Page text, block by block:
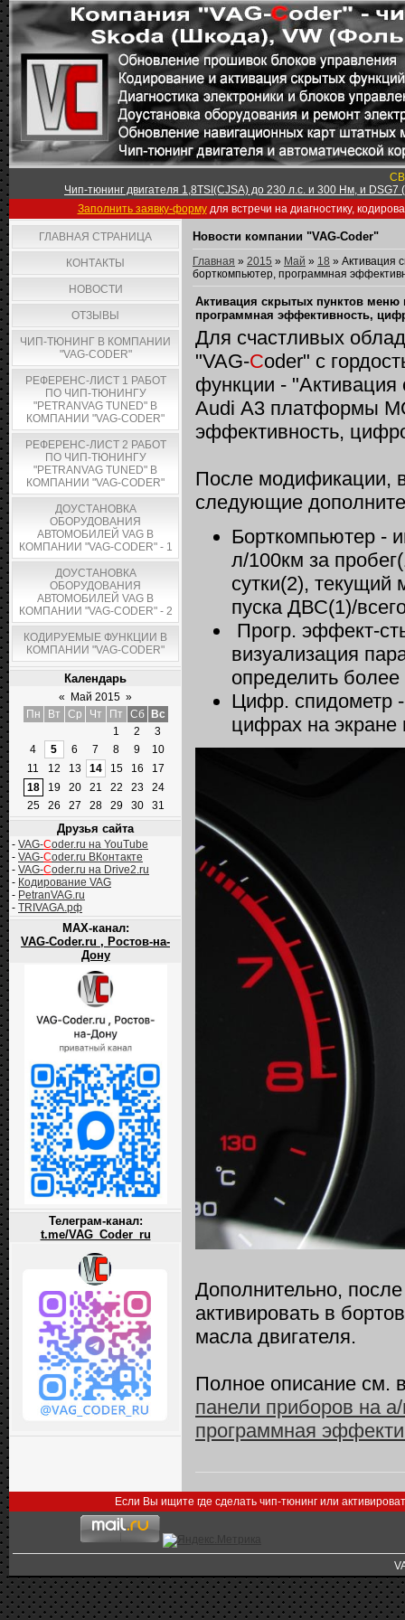
Чип-тюнинг двигателя 1,8TSI(CJSA) до 230 л.с. и 300 Нм, и
Заполнить заявку-формудля встречи на диагностику,
ГЛАВНАЯ СТРАНИЦА
КОНТАКТЫ
НОВОСТИ
ОТЗЫВЫ
ЧИП-ТЮНИНГ В КОМПАНИИ
"VAG-CODER"
РЕФЕРЕНС-ЛИСТ 1 РАБОТ
ПО ЧИП-ТЮНИНГУ
"PETRANVAG TUNED" В
КОМПАНИИ "VAG-CODER"
РЕФЕРЕНС-ЛИСТ 2 РАБОТ
ПО ЧИП-ТЮНИНГУ
"PETRANVAG TUNED" В
КОМПАНИИ "VAG-CODER"
ДОУСТАНОВКА
ОБОРУДОВАНИЯ
АВТОМОБИЛЕЙ VAG В
КОМПАНИИ "VAG-CODER" - 1
ДОУСТАНОВКА
ОБОРУДОВАНИЯ
АВТОМОБИЛЕЙ VAG В
КОМПАНИИ "VAG-CODER" - 2
КОДИРУЕМЫЕ ФУНКЦИИ В
КОМПАНИИ "VAG-CODER"
Календарь
« Май 2015 »
Пн
Вт Ср Чт Пт Сб
Вс
1
2
3
4
5 6 7 8 9
10
11
12 13 14 15 16
17
18
19 20 21 22 23
24
25
26 27 28 29 30 31
Друзья сайта
- VAG-Coder.ru на YouTube
- VAG-Coder.ru ВКонтакте
- VAG-Coder.ru на Drive2.ru
- Кодирование VAG
- PetranVAG.ru
- TRIVAGA.рф
MAX-канал:
VAG-Coder.ru , Ростов-на-
Дону
Телеграм-канал:
t.me/VAG_Coder_ru
Новости компании "VAG-Coder"
Главная » 2015 » Май » 18 » Активация
борткомпьютер, программная
Активация скрытых пунктов
программная эффективность,
Для счастливых
"VAG-Coder" с
функции -
Audi А3 платформы
эффективность,
После модификации,
следующие
Борткомпьютер -
л/100км за
сутки(2),
пуска ДВС(1)/
Прогр. эффект-
визуализация
определить
Цифр. спидометр -
цифрах на экране
Дополнительно,
активировать в
масла двигателя.
Полное описание см.
панели приборов на
программная
Если Вы ищите где сделать чип-тюнинг или